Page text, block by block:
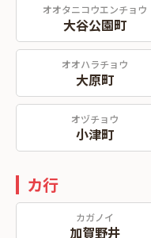
オオタニコウエンチョウ
大谷公園町
オオハラチョウ
大原町
オヅチョウ
小津町
カ行
カガノイ
加賀野井